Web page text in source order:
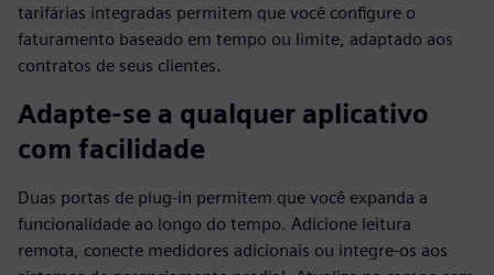
tarifárias integradas permitem que você configure o
faturamento baseado em tempo ou limite, adaptado aos
contratos de seus clientes.
Adapte-se a qualquer aplicativo
com facilidade
Duas portas de plug-in permitem que você expanda a
funcionalidade ao longo do tempo. Adicione leitura
remota, conecte medidores adicionais ou integre-os aos